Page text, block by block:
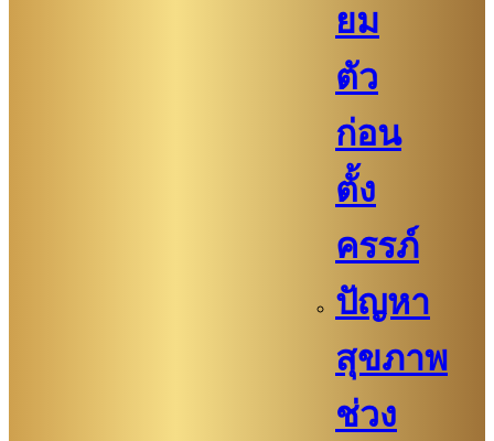
ยม
ตัว
ก่อน
ตั้ง
ครรภ์​
ปัญหา
สุขภาพ
ช่วง